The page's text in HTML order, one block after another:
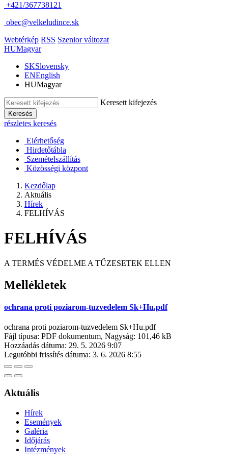
+421/367738121
obec@velkeludince.sk
Webtérkép RSS Szenior változat
HUMagyar
SKSlovensky
ENEnglish
HUMagyar
Keresett kifejezés
Keresés
részletes keresés
Elérhetőség
Hirdetőtábla
Szemételszállítás
Közösségi központ
Kezdőlap
Aktuális
Hírek
FELHÍVÁS
FELHÍVÁS
A TERMÉS VÉDELME A TŰZESETEK ELLEN
Mellékletek
ochrana proti poziarom-tuzvedelem Sk+Hu.pdf
ochrana proti poziarom-tuzvedelem Sk+Hu.pdf
Fájl típusa: PDF dokumentum, Nagyság: 101,46 kB
Hozzáadás dátuma: 29. 5. 2026 9:07
Legutóbbi frissítés dátuma: 3. 6. 2026 8:55
Aktuális
Hírek
Események
Galéria
Időjárás
Intézmények